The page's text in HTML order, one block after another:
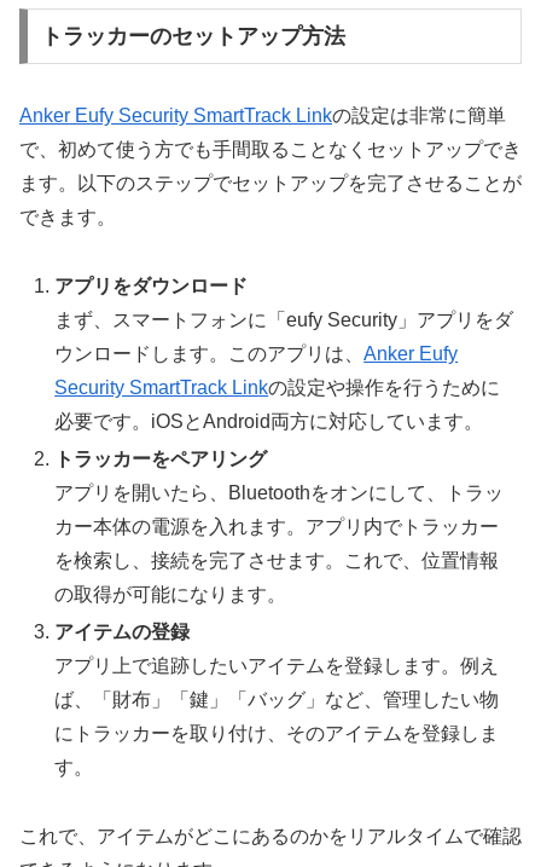
トラッカーのセットアップ方法
Anker Eufy Security SmartTrack Linkの設定は非常に簡単
で、初めて使う方でも手間取ることなくセットアップでき
ます。以下のステップでセットアップを完了させることが
できます。
アプリをダウンロード
まず、スマートフォンに「eufy Security」アプリをダ
ウンロードします。このアプリは、Anker Eufy
Security SmartTrack Linkの設定や操作を行うために
必要です。iOSとAndroid両方に対応しています。
トラッカーをペアリング
アプリを開いたら、Bluetoothをオンにして、トラッ
カー本体の電源を入れます。アプリ内でトラッカー
を検索し、接続を完了させます。これで、位置情報
の取得が可能になります。
アイテムの登録
アプリ上で追跡したいアイテムを登録します。例え
ば、「財布」「鍵」「バッグ」など、管理したい物
にトラッカーを取り付け、そのアイテムを登録しま
す。
これで、アイテムがどこにあるのかをリアルタイムで確認